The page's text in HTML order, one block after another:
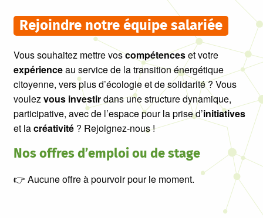
Rejoindre notre équipe salariée
Vous souhaitez mettre voscompétenceset votre
expérienceau service de la transition énergétique
citoyenne, vers plus d’écologie et de solidarité ? Vous
voulezvous investirdans une structure dynamique,
participative, avec de l’espace pour la prise d’initiatives
et lacréativité ? Rejoignez-nous !
Nos offres d’emploi ou de stage
👉 Aucune offre à pourvoir pour le moment.